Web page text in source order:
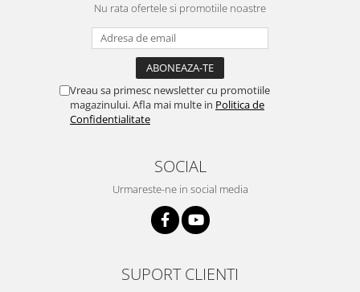
Nu rata ofertele si promotiile noastre
Vreau sa primesc newsletter cu promotiile
magazinului. Afla mai multe in Politica de
Confidentialitate
SOCIAL
Urmareste-ne in social media
SUPORT CLIENTI